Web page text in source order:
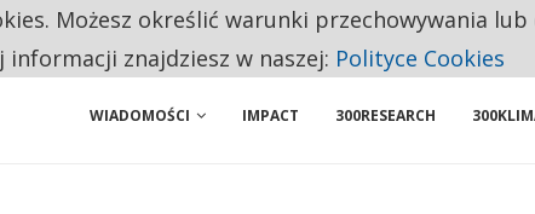
PRZEMYSŁ. NA LIŚCIE SĄ DWA PODMIOTY Z POLSKI
WIADOMOŚCI IMPACT 300RESEARCH
Możesz określić warunki przechowywania
znajdziesz w naszej: Polityce Cookies